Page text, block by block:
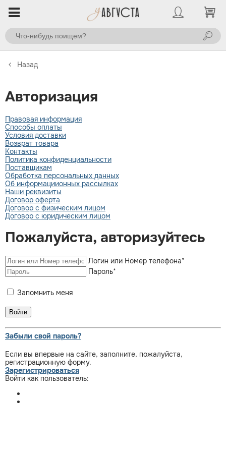
Назад
Авторизация
Правовая информация
Способы оплаты
Условия доставки
Возврат товара
Контакты
Политика конфиденциальности
Поставщикам
Обработка персональных данных
Об информациионных рассылках
Наши реквизиты
Договор оферта
Договор с физическим лицом
Договор с юридическим лицом
Пожалуйста, авторизуйтесь
Логин или Номер телефона*
Пароль*
Запомнить меня
Забыли свой пароль?
Если вы впервые на сайте, заполните, пожалуйста,
регистрационную форму.
Зарегистрироваться
Войти как пользователь: